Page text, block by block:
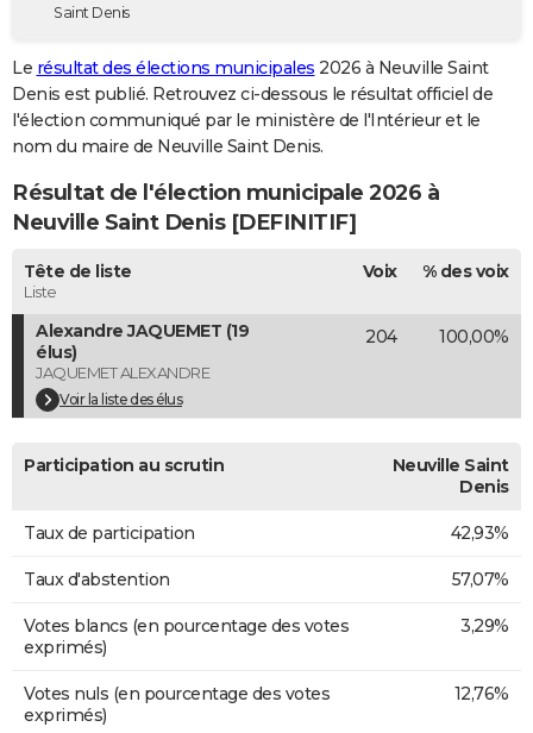
Destinations
City break
Voyage nature
Voyage de noces
Forum
GUIDES D'ACHAT
BONS PLANS
Carte de Noël
Carte Bonne année
Carte Saint-Valentin
Carte Pâques
Carte d'anniversaire
DICTIONNAIRE
Dictionnaire
Biographies
Citations
Expressions
Proverbes
PROGRAMME TV
COPAINS D'AVANT
S'inscrire
Se connecter
Lycées
Collèges
Primaires
Universités
Entreprises
Service militaire
Avis de recherche
AVIS DE DÉCÈS
FORUM
Bricolage
Lifestyle
Culture
Sport
Auto
Television
Voyage
Cinema
Saint Denis
Le résultat des élections municipales 2026 à Neuville Saint
Denis est publié. Retrouvez ci-dessous le résultat officiel de
l'élection communiqué par le ministère de l'Intérieur et le
nom du maire de Neuville Saint Denis.
Résultat de l'élection municipale 2026 à
Neuville Saint Denis [DEFINITIF]
Tête de liste
Liste
Voix % des voix
Alexandre JAQUEMET (19
élus)
JAQUEMET ALEXANDRE
Voir la liste des élus
204 100,00%
Participation au scrutin
Neuville Saint
Denis
Taux de participation 42,93%
Taux d'abstention 57,07%
Votes blancs (en pourcentage des votes
exprimés)
3,29%
Votes nuls (en pourcentage des votes
exprimés)
12,76%